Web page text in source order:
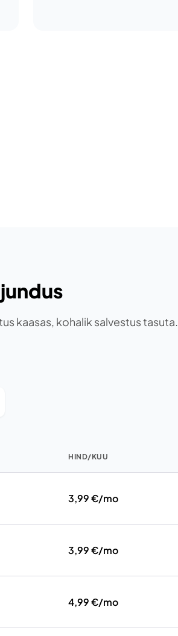
kaasas, kohalik salvestus tasuta.
HIND/KUU
3,99 €/mo
3,99 €/mo
4,99 €/mo